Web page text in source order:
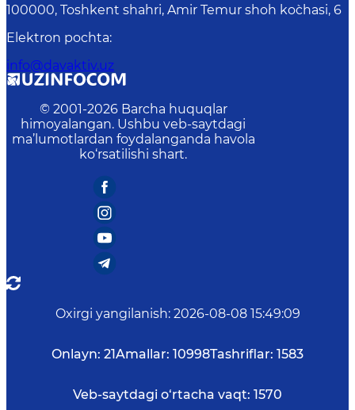
100000, Toshkent shahri, Amir Temur shoh ko`chasi, 6
Elektron pochta:
info@davaktiv.uz
© 2001-2026 Barcha huquqlar
himoyalangan. Ushbu veb-saytdagi
ma’lumotlardan foydalanganda havola
ko‘rsatilishi shart.
Oxirgi yangilanish: 2026-08-08 15:49:09
Onlayn: 21Amallar: 10998Tashriflar: 1583
Veb-saytdagi o‘rtacha vaqt: 1570